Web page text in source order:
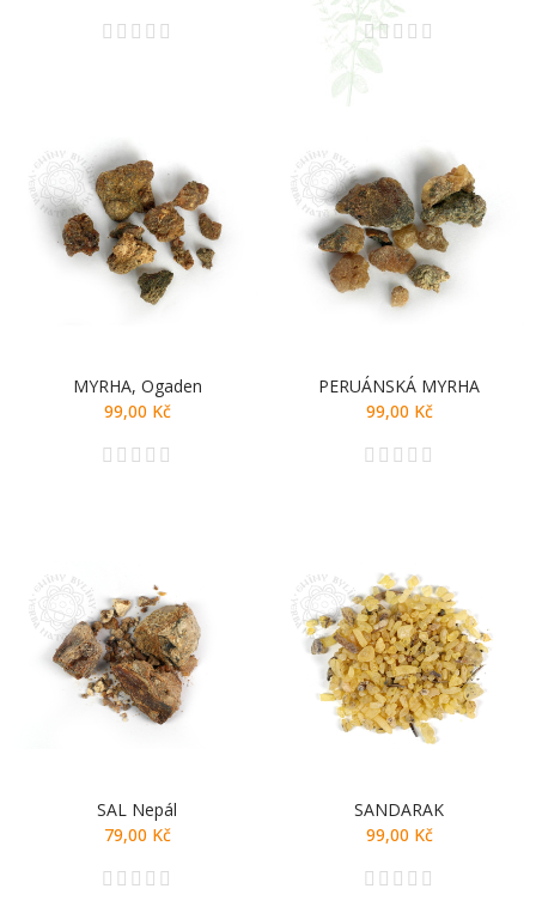
MYRHA, Ogaden
99,00 Kč
PERUÁNSKÁ MYRHA
99,00 Kč
SAL Nepál
79,00 Kč
SANDARAK
99,00 Kč